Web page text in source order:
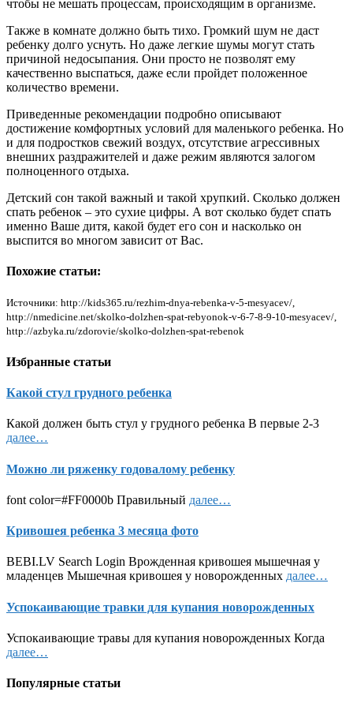
чтобы не мешать процессам, происходящим в организме.
Также в комнате должно быть тихо. Громкий шум не даст
ребенку долго уснуть. Но даже легкие шумы могут стать
причиной недосыпания. Они просто не позволят ему
качественно выспаться, даже если пройдет положенное
количество времени.
Приведенные рекомендации подробно описывают
достижение комфортных условий для маленького ребенка. Но
и для подростков свежий воздух, отсутствие агрессивных
внешних раздражителей и даже режим являются залогом
полноценного отдыха.
Детский сон такой важный и такой хрупкий. Сколько должен
спать ребенок – это сухие цифры. А вот сколько будет спать
именно Ваше дитя, какой будет его сон и насколько он
выспится во многом зависит от Вас.
Похожие статьи:
Источники: http://kids365.ru/rezhim-dnya-rebenka-v-5-mesyacev/,
http://nmedicine.net/skolko-dolzhen-spat-rebyonok-v-6-7-8-9-10-mesyacev/,
http://azbyka.ru/zdorovie/skolko-dolzhen-spat-rebenok
Избранные статьи
Какой стул грудного ребенка
Какой должен быть стул у грудного ребенка В первые 2-3
далее…
Можно ли ряженку годовалому ребенку
font color=#FF0000b Правильный далее…
Кривошея ребенка 3 месяца фото
BEBI.LV Search Login Врожденная кривошея мышечная у
младенцев Мышечная кривошея у новорожденных далее…
Успокаивающие травки для купания новорожденных
Успокаивающие травы для купания новорожденных Когда
далее…
Популярные статьи